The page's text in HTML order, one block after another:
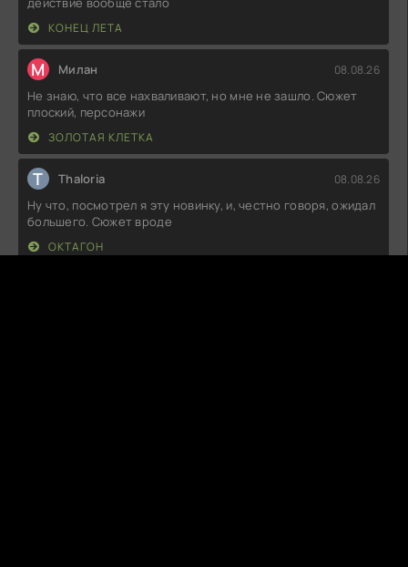
КОНЕЦ ЛЕТА
М Милан 08.08.26
Не знаю, что все нахваливают, но мне не зашло. Сюжет
плоский, персонажи
ЗОЛОТАЯ КЛЕТКА
T Thaloria 08.08.26
Ну что, посмотрел я эту новинку, и, честно говоря, ожидал
большего. Сюжет вроде
ОКТАГОН